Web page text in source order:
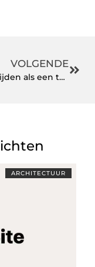
VOLGENDE
Lekker rijden als een toerist op curacao
ARCHITECTUUR